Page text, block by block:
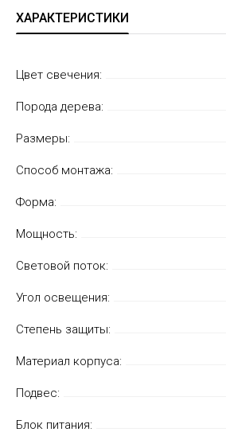
ХАРАКТЕРИСТИКИ
Цвет свечения:
Порода дерева:
Размеры:
Способ монтажа:
Форма:
Мощность:
Световой поток:
Угол освещения:
Степень защиты:
Материал корпуса:
Подвес:
Блок питания: